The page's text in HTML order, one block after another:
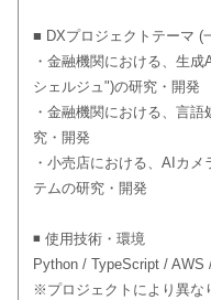
■ DXプロジェクトテーマ (
・金融機関における、生
シェルジュ")の研究・開発
・金融機関における、言
究・開発
・小売店における、AIカ
テムの研究・開発
◾️ 使用技術・環境
Python / TypeScript / AWS
※プロジェクトにより異な